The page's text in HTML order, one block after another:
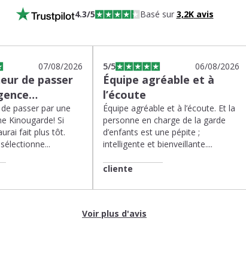
4.3/5 Basé sur 3,2Kavis
07/08/2026
de passer
passer par une
Kinougarde! Si
fait plus tôt.
5/5 06/08/2026
Équipe agréable et à
l’écoute
Équipe agréable et à l’écoute. Et la
personne en charge de la garde
d’enfants est une pépite ;
intelligente et bienveillante....
cliente
Voir plus d'avis